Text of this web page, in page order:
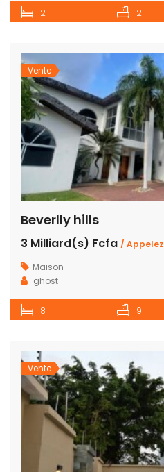
2 2
Vente
Beverlly hills
3 Milliard(s) Fcfa / Appelez
Maison
ghost
8 9
Vente